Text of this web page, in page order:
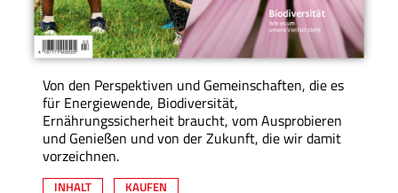
Von den Perspektiven und Gemeinschaften, die es
für Energiewende, Biodiversität,
Ernährungssicherheit braucht, vom Ausprobieren
und Genießen und von der Zukunft, die wir damit
vorzeichnen.
INHALT KAUFEN